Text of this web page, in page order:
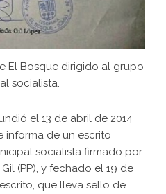
El Bosque dirigido al grupo
socialista.
el 13 de abril de 2014
informa de un escrito
socialista firmado por
(PP), y fechado el 19 de
que lleva sello de